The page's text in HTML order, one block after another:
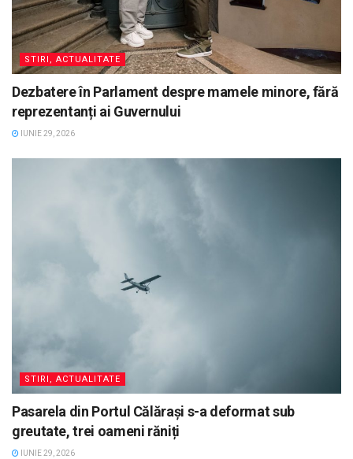
STIRI, ACTUALITATE
Dezbatere în Parlament despre mamele minore, fără
reprezentanți ai Guvernului
IUNIE 29, 2026
STIRI, ACTUALITATE
Pasarela din Portul Călărași s-a deformat sub
greutate, trei oameni răniți
IUNIE 29, 2026